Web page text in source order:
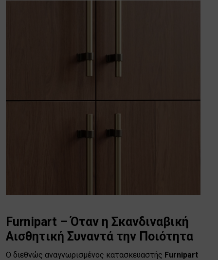
Furnipart – Όταν η Σκανδιναβική
Αισθητική Συναντά την Ποιότητα
Ο διεθνώς αναγνωρισμένος κατασκευαστής Furnipart